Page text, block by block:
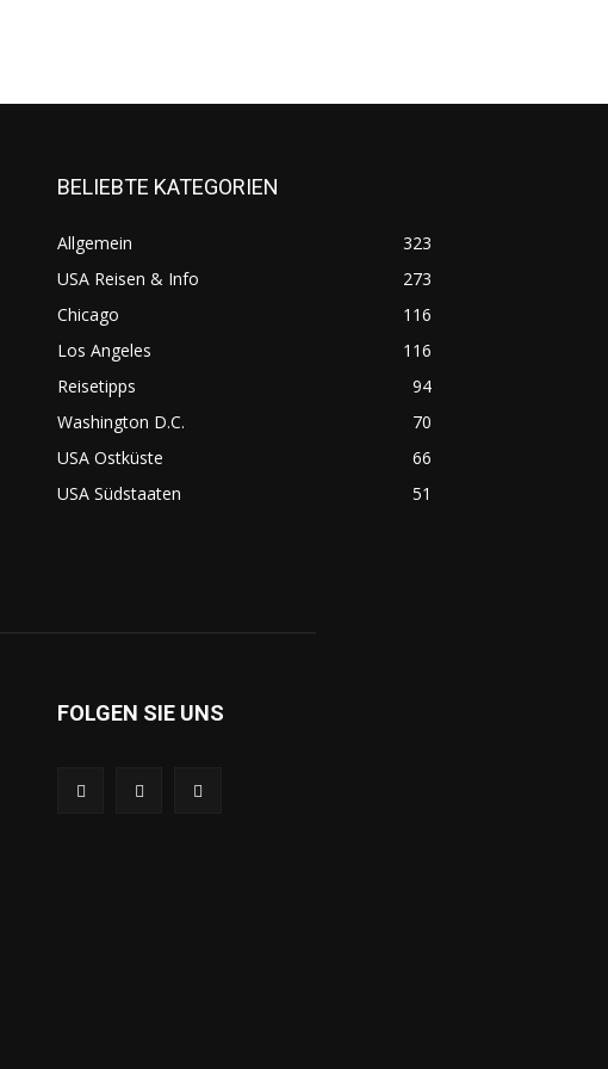
BELIEBTE KATEGORIEN
Allgemein
323
USA Reisen & Info
273
Chicago
116
Los Angeles
116
Reisetipps
94
Washington D.C.
70
USA Ostküste
66
USA Südstaaten
51
FOLGEN SIE UNS